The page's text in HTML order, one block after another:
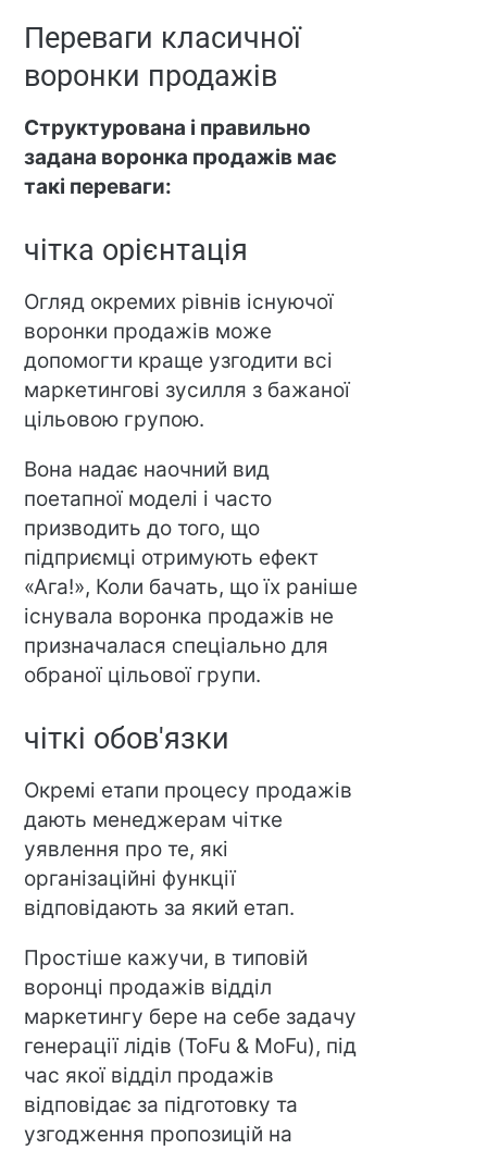
Переваги класичної
воронки продажів
Структурована і правильно
задана воронка продажів має
такі переваги:
чітка орієнтація
Огляд окремих рівнів існуючої
воронки продажів може
допомогти краще узгодити всі
маркетингові зусилля з бажаної
цільовою групою.
Вона надає наочний вид
поетапної моделі і часто
призводить до того, що
підприємці отримують ефект
«Ага!», Коли бачать, що їх раніше
існувала воронка продажів не
призначалася спеціально для
обраної цільової групи.
чіткі обов'язки
Окремі етапи процесу продажів
дають менеджерам чітке
уявлення про те, які
організаційні функції
відповідають за який етап.
Простіше кажучи, в типовій
воронці продажів відділ
маркетингу бере на себе задачу
генерації лідів (ToFu & MoFu), під
час якої відділ продажів
відповідає за підготовку та
узгодження пропозицій на